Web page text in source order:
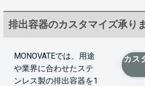
排出容器のカスタマイズ承り
MONOVATEでは、用途
や業界に合わせたステ
ンレス製の排出容器を1
カス